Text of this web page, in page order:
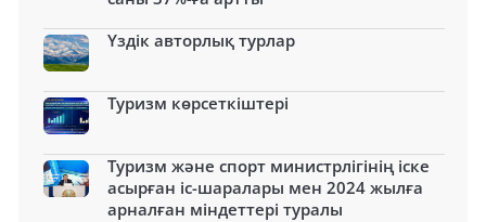
Үздік авторлық турлар
Туризм көрсеткіштері
Туризм және спорт министрлігінің іске
асырған іс-шаралары мен 2024 жылға
арналған міндеттері туралы